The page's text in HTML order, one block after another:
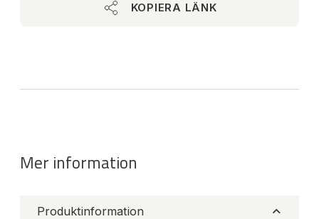
KOPIERA LÄNK
Mer information
Produktinformation